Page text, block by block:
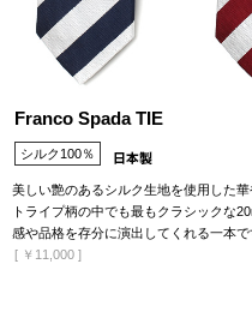
Franco Spada TIE
シルク100％
美しい艶のあるシルク生地を使用した
トライプ柄の中でも最もクラシックな
感や品格を存分に演出してくれる一本
[ ￥11,000 ]